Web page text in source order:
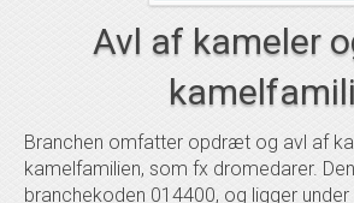
Avl af kameler
Branchen omfatter opdræt og avl af
kamelfamilien, som fx dromedarer.
branchekoden 014400, og ligger under